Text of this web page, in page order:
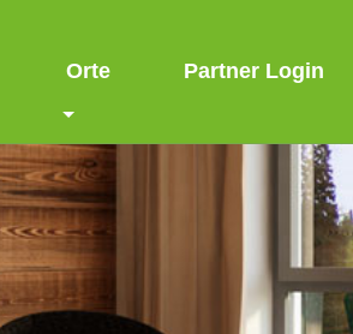
Orte Partner Login